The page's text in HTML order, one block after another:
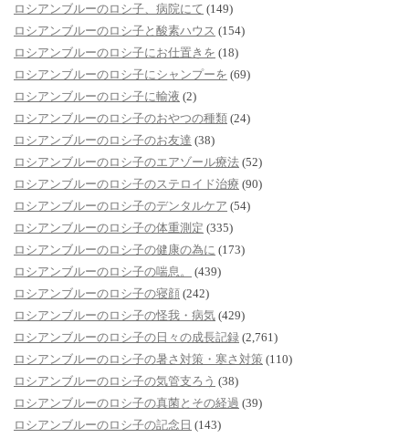
ロシアンブルーのロシ子、病院にて (149)
ロシアンブルーのロシ子と酸素ハウス (154)
ロシアンブルーのロシ子にお仕置きを (18)
ロシアンブルーのロシ子にシャンプーを (69)
ロシアンブルーのロシ子に輸液 (2)
ロシアンブルーのロシ子のおやつの種類 (24)
ロシアンブルーのロシ子のお友達 (38)
ロシアンブルーのロシ子のエアゾール療法 (52)
ロシアンブルーのロシ子のステロイド治療 (90)
ロシアンブルーのロシ子のデンタルケア (54)
ロシアンブルーのロシ子の体重測定 (335)
ロシアンブルーのロシ子の健康の為に (173)
ロシアンブルーのロシ子の喘息。
(439)
ロシアンブルーのロシ子の寝顔 (242)
ロシアンブルーのロシ子の怪我・病気 (429)
ロシアンブルーのロシ子の日々の成長記録 (2,761)
ロシアンブルーのロシ子の暑さ対策・寒さ対策 (110)
ロシアンブルーのロシ子の気管支ろう (38)
ロシアンブルーのロシ子の真菌とその経過 (39)
ロシアンブルーのロシ子の記念日 (143)